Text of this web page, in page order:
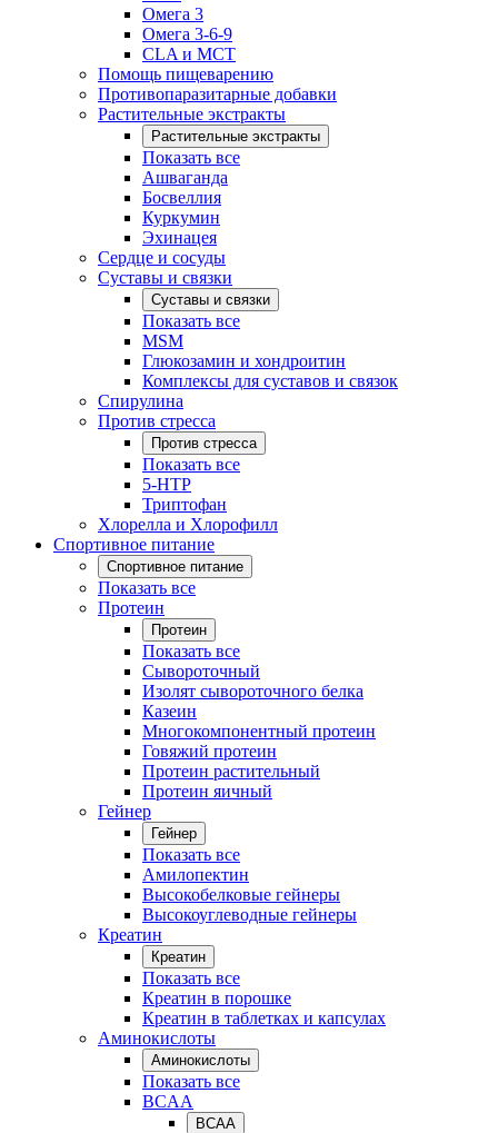
Омега 3
Омега 3-6-9
CLA и MCT
Помощь пищеварению
Противопаразитарные добавки
Растительные экстракты
Растительные экстракты
Показать все
Ашваганда
Босвеллия
Куркумин
Эхинацея
Сердце и сосуды
Суставы и связки
Суставы и связки
Показать все
MSM
Глюкозамин и хондроитин
Комплексы для суставов и связок
Спирулина
Против стресса
Против стресса
Показать все
5-HTP
Триптофан
Хлорелла и Хлорофилл
Спортивное питание
Спортивное питание
Показать все
Протеин
Протеин
Показать все
Сывороточный
Изолят сывороточного белка
Казеин
Многокомпонентный протеин
Говяжий протеин
Протеин растительный
Протеин яичный
Гейнер
Гейнер
Показать все
Амилопектин
Высокобелковые гейнеры
Высокоуглеводные гейнеры
Креатин
Креатин
Показать все
Креатин в порошке
Креатин в таблетках и капсулах
Аминокислоты
Аминокислоты
Показать все
BCAA
BCAA